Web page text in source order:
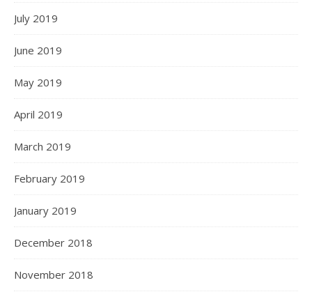
July 2019
June 2019
May 2019
April 2019
March 2019
February 2019
January 2019
December 2018
November 2018